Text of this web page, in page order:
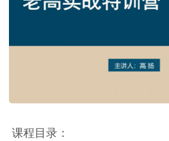
课程目录：